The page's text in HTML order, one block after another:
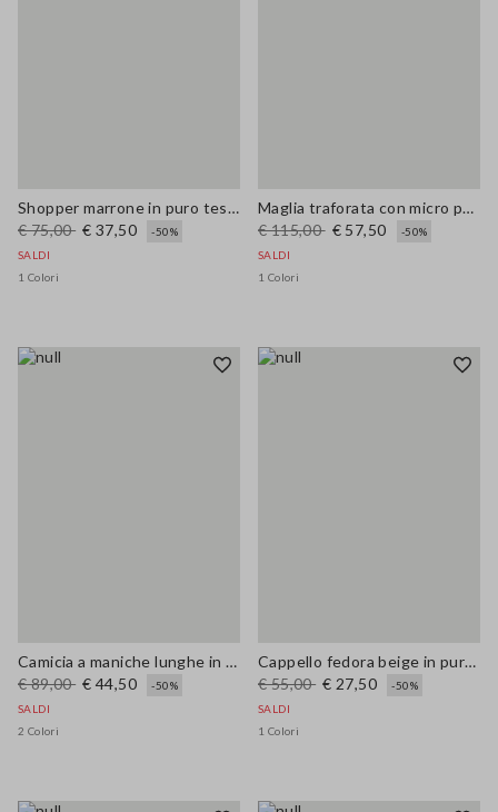
Shopper marrone in puro tessuto carta con frange e fiore
€ 75,00 € 37,50
-50%
SALDI
1 Colori
Maglia traforata con micro paillettes
€ 115,00 € 57,50
-50%
SALDI
1 Colori
Camicia a maniche lunghe in puro ramiè beige a righe regular fit
€ 89,00 € 44,50
-50%
SALDI
2 Colori
Cappello fedora beige in puro tessuto carta con nastro fantasia
€ 55,00 € 27,50
-50%
SALDI
1 Colori